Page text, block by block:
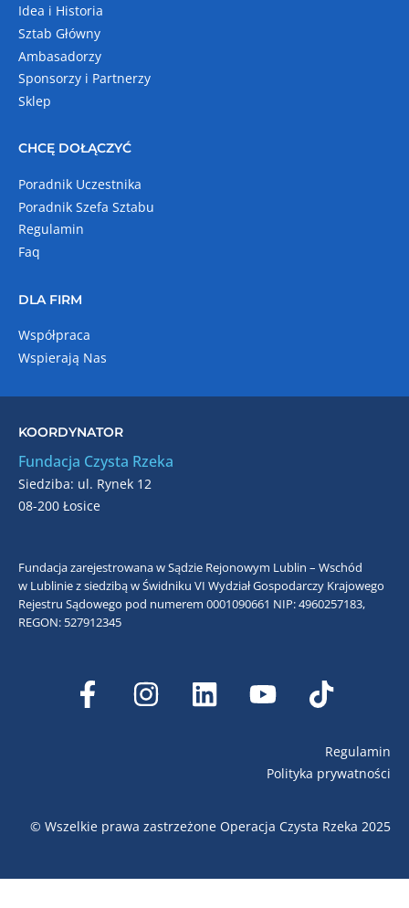
Idea i Historia
Sztab Główny
Ambasadorzy
Sponsorzy i Partnerzy
Sklep
CHCĘ DOŁĄCZYĆ
Poradnik Uczestnika
Poradnik Szefa Sztabu
Regulamin
Faq
DLA FIRM
Współpraca
Wspierają Nas
KOORDYNATOR
Fundacja Czysta Rzeka
Siedziba: ul. Rynek 12
08-200 Łosice
Fundacja zarejestrowana w Sądzie Rejonowym Lublin – Wschód
w Lublinie z siedzibą w Świdniku VI Wydział Gospodarczy Krajowego
Rejestru Sądowego pod numerem 0001090661 NIP: 4960257183,
REGON: 527912345
Regulamin
Polityka prywatności
© Wszelkie prawa zastrzeżone Operacja Czysta Rzeka 2025